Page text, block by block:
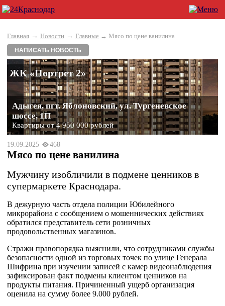
Главная → Новости → Главные → Мясо по цене ванилина
НАПИСАТЬ НОВОСТЬ
ЖК «Портрет 2»
Адыгея, пгт. Яблоновский, ул. Тургеневское
шоссе, 1П
Квартиры от 4 950 000 рублей
19.09.2025 468
Мясо по цене ванилина
Мужчину изобличили в подмене ценников в
супермаркете Краснодара.
В дежурную часть отдела полиции Юбилейного
микрорайона с сообщением о мошеннических действиях
обратился представитель сети розничных
продовольственных магазинов.
Стражи правопорядка выяснили, что сотрудниками службы
безопасности одной из торговых точек по улице Генерала
Шифрина при изучении записей с камер видеонаблюдения
зафиксирован факт подмены клиентом ценников на
продукты питания. Причиненный ущерб организация
оценила на сумму более 9.000 рублей.